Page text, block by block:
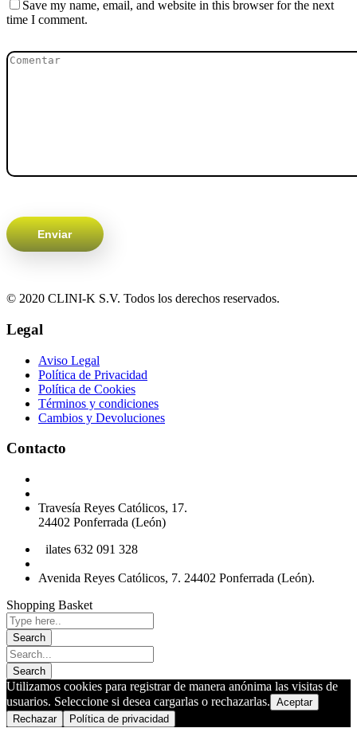
Save my name, email, and website in this browser for the next
time I comment.
© 2020 CLINI-K S.V. Todos los derechos reservados.
Legal
Aviso Legal
Política de Privacidad
Política de Cookies
Términos y condiciones
Cambios y Devoluciones
Contacto
Travesía Reyes Católicos, 17.
24402 Ponferrada (León)
ilates 632 091 328
Avenida Reyes Católicos, 7. 24402 Ponferrada (León).
Shopping Basket
Utilizamos cookies para registrar de manera anónima las visitas de
usuarios. Seleccione si desea cargarlas o rechazarlas. Aceptar
Rechazar
Política de privacidad